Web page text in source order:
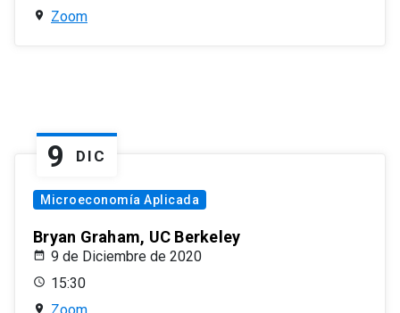
Zoom
9 DIC
Microeconomía Aplicada
Bryan Graham, UC Berkeley
9 de Diciembre de 2020
15:30